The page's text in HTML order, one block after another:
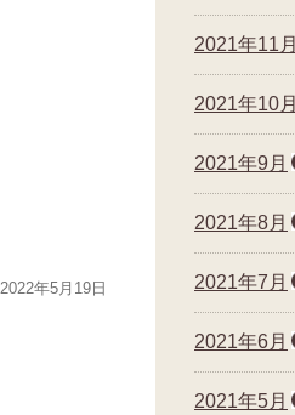
2022年5月19日
2021年11月
2021年10月
2021年9月
2021年8月
2021年7月
2021年6月
2021年5月